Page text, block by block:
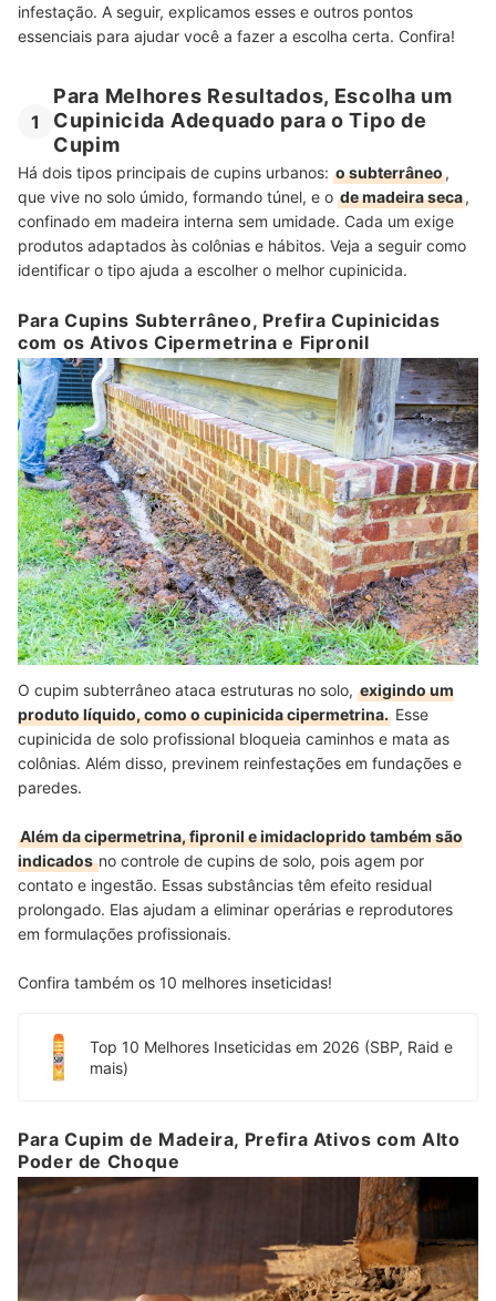
infestação. A seguir, explicamos esses e outros pontos
essenciais para ajudar você a fazer a escolha certa. Confira!
1
Para Melhores Resultados, Escolha um
Cupinicida Adequado para o Tipo de
Cupim
Há dois tipos principais de cupins urbanos: o subterrâneo,
que vive no solo úmido, formando túnel, e o de madeira seca,
confinado em madeira interna sem umidade. Cada um exige
produtos adaptados às colônias e hábitos. Veja a seguir como
identificar o tipo ajuda a escolher o melhor cupinicida.
Para Cupins Subterrâneo, Prefira Cupinicidas
com os Ativos Cipermetrina e Fipronil
O cupim subterrâneo ataca estruturas no solo, exigindo um
produto líquido, como o cupinicida cipermetrina. Esse
cupinicida de solo profissional bloqueia caminhos e mata as
colônias. Além disso, previnem reinfestações em fundações e
paredes.
Além da cipermetrina, fipronil e imidacloprido também são
indicadosno controle de cupins de solo, pois agem por
contato e ingestão. Essas substâncias têm efeito residual
prolongado. Elas ajudam a eliminar operárias e reprodutores
em formulações profissionais.
Confira também os 10 melhores inseticidas!
Top 10 Melhores Inseticidas em 2026 (SBP, Raid e
mais)
Para Cupim de Madeira, Prefira Ativos com Alto
Poder de Choque